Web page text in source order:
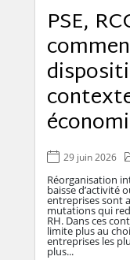
PSE,
29 juin 2026
Réorganisation
baisse d’activité
entreprises sont
mutations qui
RH. Dans ces
limite plus au
entreprises les
plus...